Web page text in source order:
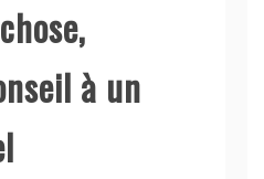
à un